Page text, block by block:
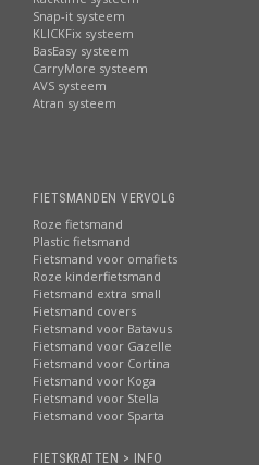
Snap-it systeem
KLICKFix systeem
BasEasy systeem
CarryMore systeem
AVS systeem
Atran systeem
FIETSMANDEN VERVOLG
Roze fietsmand
Plastic fietsmand
Fietsmand voor omafiets
Roze kinderfietsmand
Fietsmand extra small
Fietsmand covers
Fietsmand voor Batavus
Fietsmand voor Gazelle
Fietsmand voor Cortina
Fietsmand voor Koga
Fietsmand voor Stella
Fietsmand voor Sparta
FIETSKRATTEN > INFO